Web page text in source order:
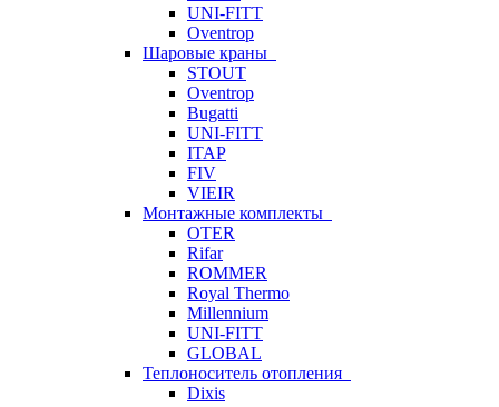
UNI-FITT
Oventrop
Шаровые краны
STOUT
Oventrop
Bugatti
UNI-FITT
ITAP
FIV
VIEIR
Монтажные комплекты
OTER
Rifar
ROMMER
Royal Thermo
Millennium
UNI-FITT
GLOBAL
Теплоноситель отопления
Dixis